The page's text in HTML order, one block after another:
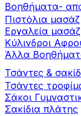
Βοηθήματα-
Πιστόλια μασάζ
Εργαλεία μασάζ
Κύλινδροι
Άλλα
Τσάντες &
Τσάντες
Σάκοι
Σακίδια πλάτης